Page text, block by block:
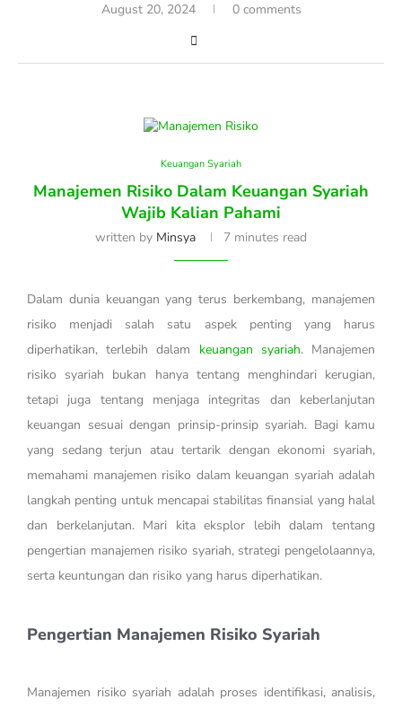
August 20, 2024 0 comments
Keuangan Syariah
Manajemen Risiko Dalam Keuangan Syariah
Wajib Kalian Pahami
written by Minsya 7 minutes read
Dalam dunia keuangan yang terus berkembang, manajemen
risiko menjadi salah satu aspek penting yang harus
diperhatikan, terlebih dalam keuangan syariah. Manajemen
risiko syariah bukan hanya tentang menghindari kerugian,
tetapi juga tentang menjaga integritas dan keberlanjutan
keuangan sesuai dengan prinsip-prinsip syariah. Bagi kamu
yang sedang terjun atau tertarik dengan ekonomi syariah,
memahami manajemen risiko dalam keuangan syariah adalah
langkah penting untuk mencapai stabilitas finansial yang halal
dan berkelanjutan. Mari kita eksplor lebih dalam tentang
pengertian manajemen risiko syariah, strategi pengelolaannya,
serta keuntungan dan risiko yang harus diperhatikan.
Pengertian Manajemen Risiko Syariah
Manajemen risiko syariah adalah proses identifikasi, analisis,